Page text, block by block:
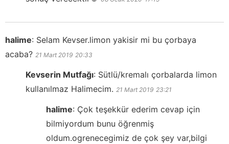
halime: Selam Kevser.limon yakisir mi bu çorbaya
acaba? 21 Mart 2019 20:33
Kevserin Mutfağı: Sütlü/kremalı çorbalarda limon
kullanılmaz Halimecim. 21 Mart 2019 23:21
halime: Çok teşekkür ederim cevap için
bilmiyordum bunu öğrenmiş
oldum.ogrenecegimiz de çok şey var,bilgi